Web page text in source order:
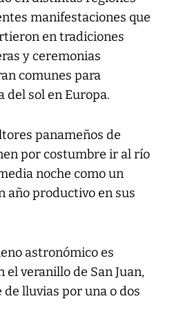
manifestaciones que
en tradiciones
y ceremonias
comunes para
del sol en Europa.
panameños de
por costumbre ir al río
noche como un
año productivo en sus
astronómico es
el veranillo de San Juan,
de lluvias por una o dos